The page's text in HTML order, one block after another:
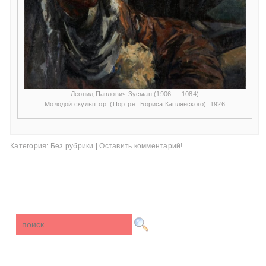
Леонид Павлович Зусман (1906 — 1084)
Молодой скульптор. (Портрет Бориса Каплянского). 1926
Категория: Без рубрики | Оставить комментарий!